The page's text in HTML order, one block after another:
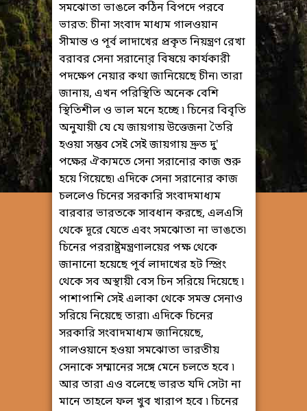
সমঝোতা ভাঙলে কঠিন বিপদে পরবে
ভারত: চীনা সংবাদ মাধ্যম গালওয়ান
সীমান্ত ও পূর্ব লাদাখের প্রকৃত নিয়ন্ত্রণ রেখা
বরাবর সেনা সরানো্র বিষয়ে কার্যকারী
পদক্ষেপ নেয়ার কথা জানিয়েছে চীন৷ তারা
জানায়, এখন পরিস্থিতি অনেক বেশি
স্থিতিশীল ও ভাল মনে হচ্ছে ৷ চিনের বিবৃতি
অনুযায়ী যে যে জায়গায় উত্তেজনা তৈরি
হওয়া সম্ভব সেই সেই জায়গায় দ্রুত দু'
পক্ষের ঐক্যমতে সেনা সরানোর কাজ শুরু
হয়ে গিয়েছে৷ এদিকে সেনা সরানোর কাজ
চললেও চিনের সরকারি সংবাদমাধ্যম
বারবার ভারতকে সাবধান করছে, এলএসি
থেকে দূরে যেতে এবং সমঝোতা না ভাঙতে৷
চিনের পররাষ্ট্রমন্ত্রণালয়ের পক্ষ থেকে
জানানো হয়েছে পূর্ব লাদাখের হট স্প্রিং
থেকে সব অস্থায়ী বেস চিন সরিয়ে দিয়েছে ৷
পাশাপাশি সেই এলাকা থেকে সমস্ত সেনাও
সরিয়ে নিয়েছে তারা৷ এদিকে চিনের
সরকারি সংবাদমাধ্যম জানিয়েছে,
গালওয়ানে হওয়া সমঝোতা ভারতীয়
সেনাকে সম্মানের সঙ্গে মেনে চলতে হবে ৷
আর তারা এও বলেছে ভারত যদি সেটা না
মানে তাহলে ফল খুব খারাপ হবে ৷ চিনের